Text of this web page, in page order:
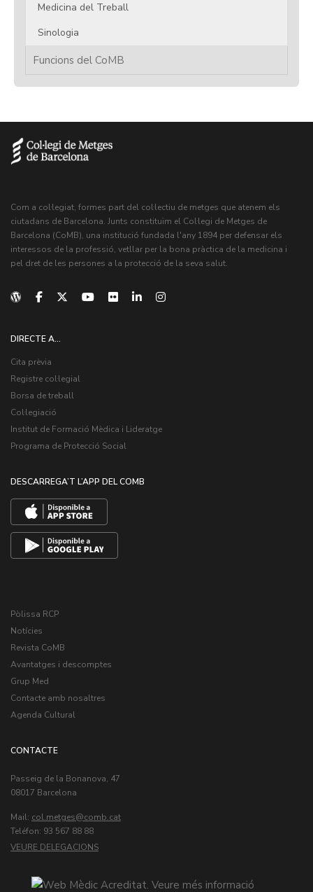
Medicina del Treball
Sinologia
Funcions del CoMB
Com a col·legiat, formes part del col·lectiu de metges que atenem els
ciutadans de Barcelona. Junts constituïm el Col·legi de Metges de
Barcelona (CoMB), una institució fundada l'any 1894 per defensar els
interessos de la professió, vetllar per la bona pràctica de la medicina i
pel dret de les persones a la protecció de la seva salut.
DIRECTE A...
Cita prèvia
Registre col·legial
Borsa de treball
Col·legiació
Institut de Formació Mèdica i Lideratge
Programa de Protecció Social
DESCARREGA’T L’APP DEL COMB
Pòlissa RCP
Notícies
Revista CoMB
Avantatges i descomptes
Grup Med
Contacte amb nosaltres
Agenda Cultural
CONTACTE
Passeig de la Bonanova, 47
08017 Barcelona
Mail: col.metges
Teléfon: 93 567 88 88
VEURE DELEGACIONS